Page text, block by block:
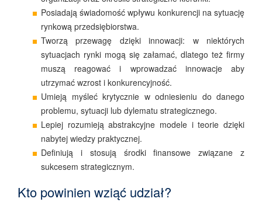
Posiadają świadomość wpływu konkurencji na sytuację
rynkową przedsiębiorstwa.
Tworzą przewagę dzięki innowacji: w niektórych
sytuacjach rynki mogą się załamać, dlatego też firmy
muszą reagować i wprowadzać innowacje aby
utrzymać wzrost i konkurencyjność.
Umieją myśleć krytycznie w odniesieniu do danego
problemu, sytuacji lub dylematu strategicznego.
Lepiej rozumieją abstrakcyjne modele i teorie dzięki
nabytej wiedzy praktycznej.
Definiują i stosują środki finansowe związane z
sukcesem strategicznym.
Kto powinien wziąć udział?